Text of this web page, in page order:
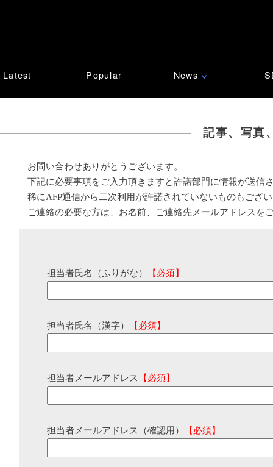
Latest Popular News ∨
記事、写真
お問い合わせありがとうございます。
下記に必要事項をご入力頂きますと許諾部門に情報が送信
稀にAFP通信から二次利用が許諾されていないものもござ
ご連絡の必要な方は、お名前、ご連絡先メールアドレスを
担当者氏名（ふりがな） 【必須】
担当者氏名（漢字） 【必須】
担当者メールアドレス 【必須】
担当者メールアドレス（確認用） 【必須】